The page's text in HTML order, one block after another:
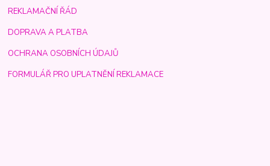
REKLAMAČNÍ ŘÁD
DOPRAVA A PLATBA
OCHRANA OSOBNÍCH ÚDAJŮ
FORMULÁŘ PRO UPLATNĚNÍ REKLAMACE